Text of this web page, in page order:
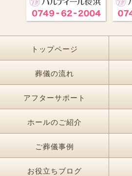
トップページ
葬儀の流れ
アフターサポート
ホールのご紹介
ご葬儀事例
お役立ちブログ